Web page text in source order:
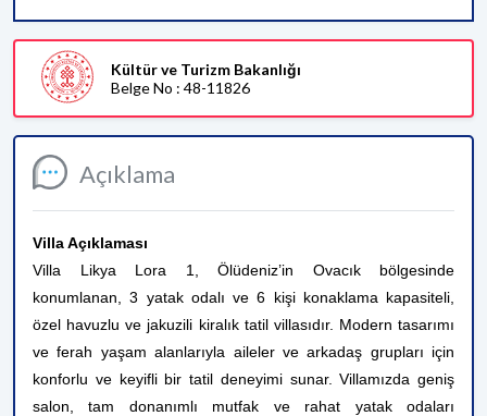
Açıklama
Villa Açıklaması
Villa Likya Lora 1, Ölüdeniz’in Ovacık bölgesinde
konumlanan, 3 yatak odalı ve 6 kişi konaklama kapasiteli,
özel havuzlu ve jakuzili kiralık tatil villasıdır. Modern tasarımı
ve ferah yaşam alanlarıyla aileler ve arkadaş grupları için
konforlu ve keyifli bir tatil deneyimi sunar. Villamızda geniş
salon, tam donanımlı mutfak ve rahat yatak odaları
Kültür ve Turizm Bakanlığı
Belge No : 48-11826